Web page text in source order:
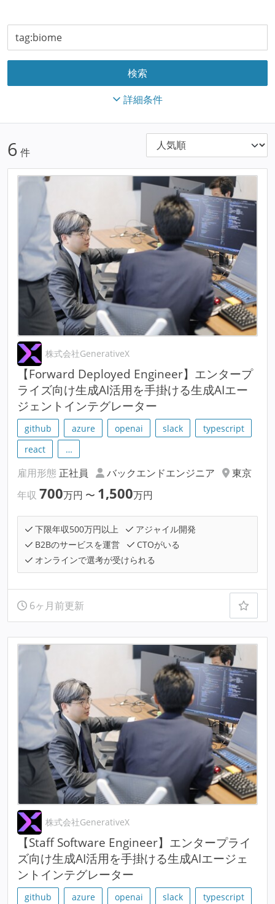
詳細条件
6 件
株式会社GenerativeX
【Forward Deployed Engineer】エンタープ
ライズ向け生成AI活用を手掛ける生成AIエー
ジェントインテグレーター
github azure openai slack
typescript
react
…
雇用形態 正社員 バックエンドエンジニア
東京
年収 700万円 〜 1,500万円
下限年収500万円以上
アジャイル開発
B2Bのサービスを運営
CTOがいる
オンラインで選考が受けられる
6ヶ月前更新
株式会社GenerativeX
【Staff Software Engineer】エンタープライ
ズ向け生成AI活用を手掛ける生成AIエージェ
ントインテグレーター
github azure openai slack
typescript